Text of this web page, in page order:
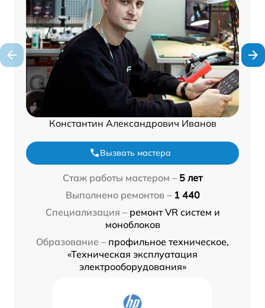
Константин Александрович Иванов
Вызвать мастера
Стаж работы мастером – 5 лет
Выполнено ремонтов – 1 440
Специализация – ремонт VR систем и
моноблоков
Образование – профильное техническое,
«Техническая эксплуатация
электрооборудования»